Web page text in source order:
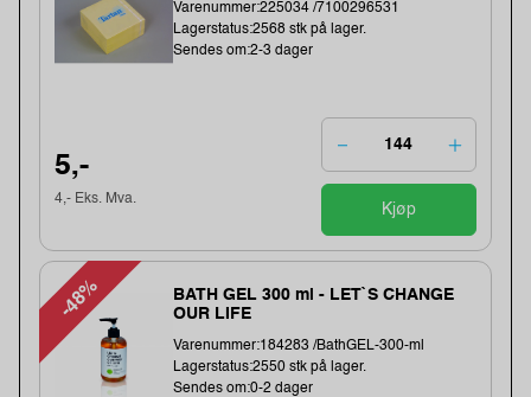
Varenummer:225034 /7100296531
Lagerstatus:2568 stk på lager.
Sendes om:2-3 dager
5,-
4,- Eks. Mva.
Kjøp
-48%
BATH GEL 300 ml - LET`S CHANGE
OUR LIFE
Varenummer:184283 /BathGEL-300-ml
Lagerstatus:2550 stk på lager.
Sendes om:0-2 dager